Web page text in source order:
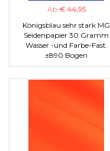
Ab € 44,95
Königsblau sehr stark MG
Seidenpapier 30 Gramm
Wasser -und Farbe-Fast.
±890 Bogen